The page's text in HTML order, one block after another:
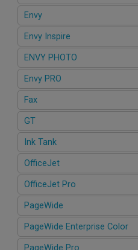
Envy
Envy Inspire
ENVY PHOTO
Envy PRO
Fax
GT
Ink Tank
OfficeJet
OfficeJet Pro
PageWide
PageWide Enterprise Color
PageWide Pro